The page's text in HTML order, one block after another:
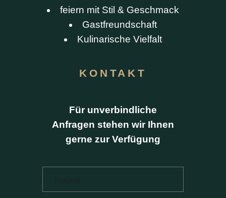
feiern mit Stil & Geschmack
Gastfreundschaft
Kulinarische Vielfalt
KONTAKT
Für unverbindliche
Anfragen stehen wir Ihnen
gerne zur Verfügung